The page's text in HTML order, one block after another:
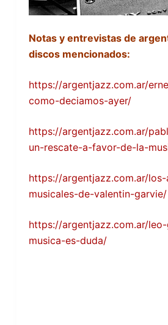
Notas y entrevistas de
discos mencionados:
https://argentjazz.com.ar/
como-deciamos-ayer/
https://argentjazz.com.ar/
un-rescate-a-favor-de-la-
https://argentjazz.com.ar/
musicales-de-valentin-garvie/
https://argentjazz.com.ar/
musica-es-duda/